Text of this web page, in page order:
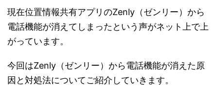
現在位置情報共有アプリのZenly（ゼンリー）から
電話機能が消えてしまったという声がネット上で上
がっています。
今回はZenly（ゼンリー）から電話機能が消えた原
因と対処法についてご紹介していきます。